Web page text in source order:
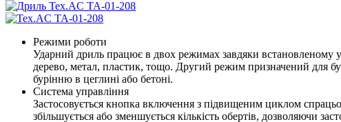
Режими роботи
Ударний дриль працює в двох режимах завдяки встановленому
дерево, метал, пластик, тощо. Другий режим призначений для
бурінню в цеглині або бетоні.
Система управління
Застосовується кнопка включення з підвищеним циклом
збільшується або зменшується кількість обертів, дозволяючи